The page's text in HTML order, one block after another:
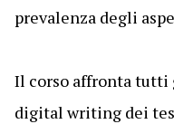
prevalenza degli
Il corso affronta tutti
digital writing dei